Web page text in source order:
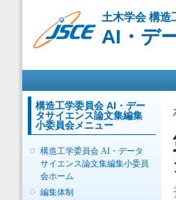
土木学会 構造
AI・デ
構造工学委員会 AI・デー
タサイエンス論文集編集
小委員会メニュー
構造工学委員会 AI・データ
サイエンス論文集編集小委員
会ホーム
編集体制